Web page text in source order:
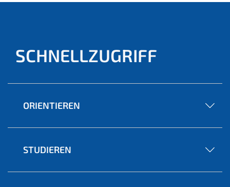
SCHNELLZUGRIFF
ORIENTIEREN
STUDIEREN